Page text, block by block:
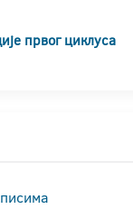
првог циклуса